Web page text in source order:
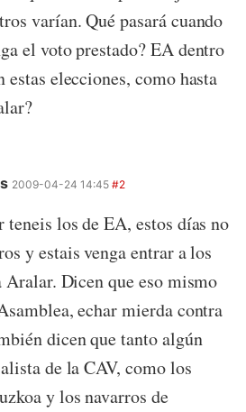
varían. Qué pasará cuando
el voto prestado? EA dentro
estas elecciones, como hasta
2009-04-24 14:45 #2
teneis los de EA, estos días no
y estais venga entrar a los
Aralar. Dicen que eso mismo
echar mierda contra
dicen que tanto algún
de la CAV, como los
y los navarros de